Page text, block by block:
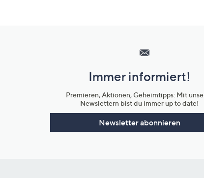
Unternehmensinformationen
Immer informiert!
Premieren, Aktionen, Geheimtipps: Mit
Newslettern bist du immer up to date!
Newsletter abonnieren